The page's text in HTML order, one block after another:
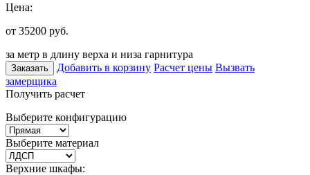
Цена:
от 35200 руб.
за метр в длину верха и низа гарнитура
Заказать Добавить в корзину Расчет цены Вызвать
замерщика
Получить расчет
Выберите конфигурацию
Выберите материал
Верхние шкафы: